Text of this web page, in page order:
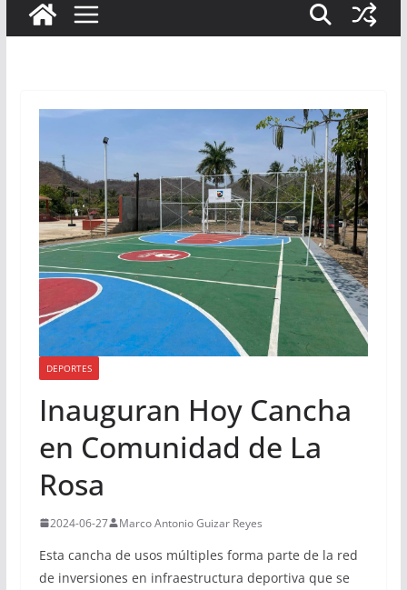
DEPORTES
Inauguran Hoy Cancha
en Comunidad de La
Rosa
2024-06-27 Marco Antonio Guizar Reyes
Esta cancha de usos múltiples forma parte de la red
de inversiones en infraestructura deportiva que se